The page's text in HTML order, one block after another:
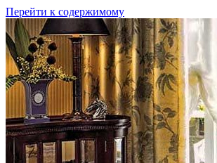
Перейти к содержимому